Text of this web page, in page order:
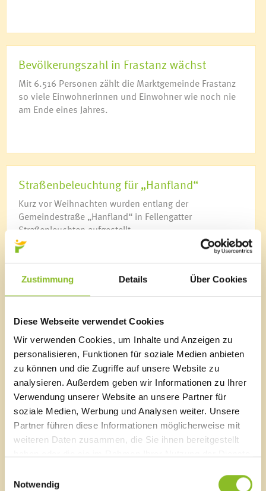
Zustimmung Details Über Cookies
Diese Webseite verwendet Cookies
Wir verwenden Cookies, um Inhalte und Anzeigen zu
personalisieren, Funktionen für soziale Medien anbieten
zu können und die Zugriffe auf unsere Website zu
analysieren. Außerdem geben wir Informationen zu Ihrer
Verwendung unserer Website an unsere Partner für
soziale Medien, Werbung und Analysen weiter. Unsere
Partner führen diese Informationen möglicherweise mit
weiteren Daten zusammen, die Sie ihnen bereitgestellt
Notwendig
Bevölkerungszahl in Frastanz wächst
Mit 6.516 Personen zählt die Marktgemeinde Frastanz
so viele Einwohnerinnen und Einwohner wie noch nie
am Ende eines Jahres.
Straßenbeleuchtung für „Hanfland“
Kurz vor Weihnachten wurden entlang der
Gemeindestraße „Hanfland“ in Fellengatter
Straßenleuchten aufgestellt.
News Archiv
2026
Juli 2026(7 Einträge)
Juni 2026(19 Einträge)
Mai 2026 (10 Einträge)
April 2026(18 Einträge)
März 2026(19 Einträge)
Februar 2026(14 Einträge)
Januar 2026(8 Einträge)
2025
Dezember 2025(12 Einträge)
November 2025(22 Einträge)
September 2025